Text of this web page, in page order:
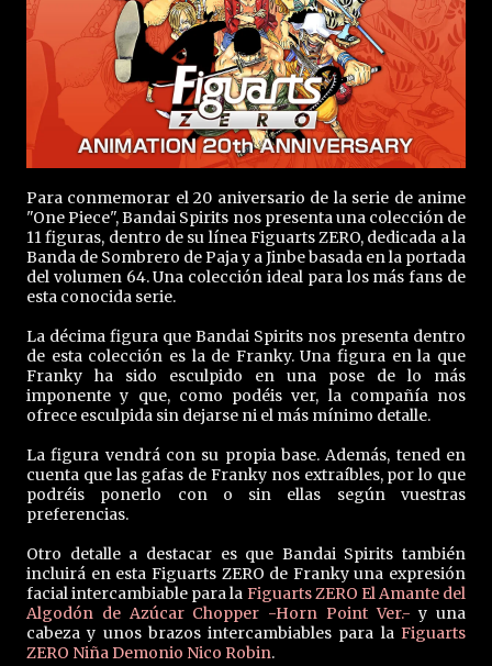
Para conmemorar el 20 aniversario de la serie de anime
"One Piece", Bandai Spirits nos presenta una colección de
11 figuras, dentro de su línea Figuarts ZERO, dedicada a la
Banda de Sombrero de Paja y a Jinbe basada en la portada
del volumen 64. Una colección ideal para los más fans de
esta conocida serie.
La décima figura que Bandai Spirits nos presenta dentro
de esta colección es la de Franky. Una figura en la que
Franky ha sido esculpido en una pose de lo más
imponente y que, como podéis ver, la compañía nos
ofrece esculpida sin dejarse ni el más mínimo detalle.
La figura vendrá con su propia base. Además, tened en
cuenta que las gafas de Franky nos extraíbles, por lo que
podréis ponerlo con o sin ellas según vuestras
preferencias.
Otro detalle a destacar es que Bandai Spirits también
incluirá en esta Figuarts ZERO de Franky una expresión
facial intercambiable para la Figuarts ZERO El Amante del
Algodón de Azúcar Chopper -Horn Point Ver.- y una
cabeza y unos brazos intercambiables para la Figuarts
ZERO Niña Demonio Nico Robin.